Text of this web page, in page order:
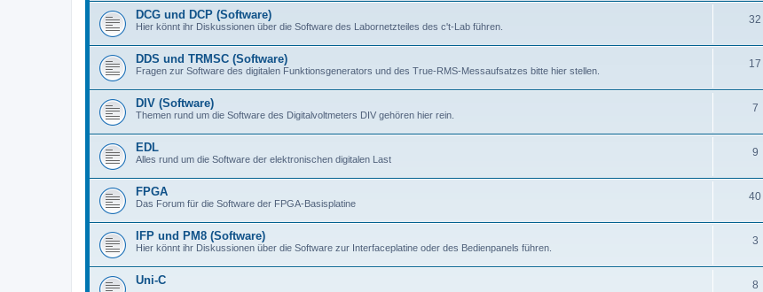
DCG und DCP (Software)
Hier könnt ihr Diskussionen über die Software des Labornetzteiles des c't-Lab führen.
32
DDS und TRMSC (Software)
Fragen zur Software des digitalen Funktionsgenerators und des True-RMS-Messaufsatzes bitte hier stellen.
17
DIV (Software)
Themen rund um die Software des Digitalvoltmeters DIV gehören hier rein.
7
EDL
Alles rund um die Software der elektronischen digitalen Last
9
FPGA
Das Forum für die Software der FPGA-Basisplatine
40
IFP und PM8 (Software)
Hier könnt ihr Diskussionen über die Software zur Interfaceplatine oder des Bedienpanels führen.
3
Uni-C 8